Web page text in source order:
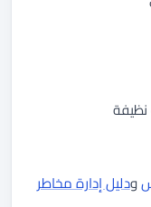
ودليل إدارة مخاطر